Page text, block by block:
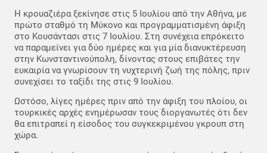
Η κρουαζιέρα ξεκίνησε στις 5 Ιουλίου από την Αθήνα, με
πρώτο σταθμό τη Μύκονο και προγραμματισμένη άφιξη
στο Κουσάντασι στις 7 Ιουλίου. Στη συνέχεια επρόκειτο
να παραμείνει για δύο ημέρες και για μία διανυκτέρευση
στην Κωνσταντινούπολη, δίνοντας στους επιβάτες την
ευκαιρία να γνωρίσουν τη νυχτερινή ζωή της πόλης, πριν
συνεχίσει το ταξίδι της στις 9 Ιουλίου.
Ωστόσο, λίγες ημέρες πριν από την άφιξη του πλοίου, οι
τουρκικές αρχές ενημέρωσαν τους διοργανωτές ότι δεν
θα επιτραπεί η είσοδος του συγκεκριμένου γκρουπ στη
χώρα.